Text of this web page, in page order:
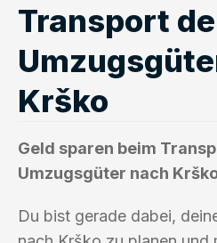
Transport
Krško
Geld sparen beim
Umzugsgüter nach
Du bist gerade dabei,